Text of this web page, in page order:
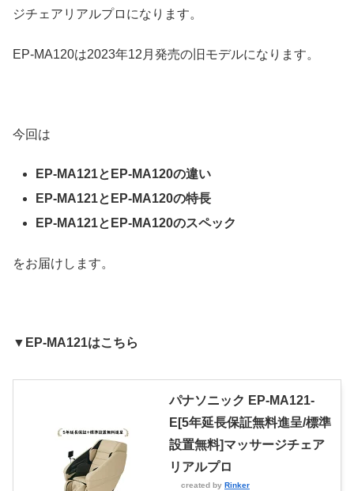
ジチェアリアルプロになります。
EP-MA120は2023年12月発売の旧モデルになります。
今回は
EP-MA121とEP-MA120の違い
EP-MA121とEP-MA120の特長
EP-MA121とEP-MA120のスペック
をお届けします。
▼EP-MA121はこちら
パナソニック EP-MA121-
E[5年延長保証無料進呈/標準
設置無料]マッサージチェア
リアルプロ
created by Rinker